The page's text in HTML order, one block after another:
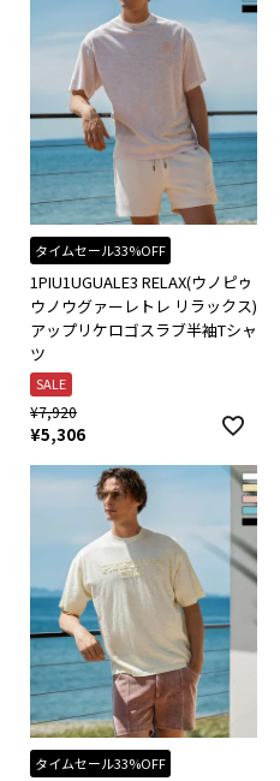
タイムセール33%OFF
1PIU1UGUALE3 RELAX(ウノピゥ
ウノウグァーレトレ リラックス)
アップリケロゴスラブ半袖Tシャ
ツ
SALE
¥7,920
¥5,306
タイムセール33%OFF